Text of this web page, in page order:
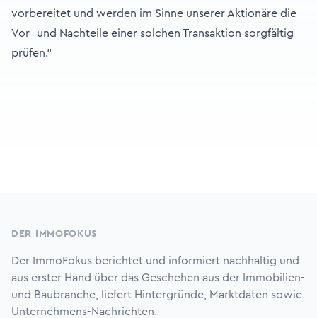
vorbereitet und werden im Sinne unserer Aktionäre die
Vor- und Nachteile einer solchen Transaktion sorgfältig
prüfen.“
DER IMMOFOKUS
Der ImmoFokus berichtet und informiert nachhaltig und
aus erster Hand über das Geschehen aus der Immobilien-
und Baubranche, liefert Hintergründe, Marktdaten sowie
Unternehmens-Nachrichten.